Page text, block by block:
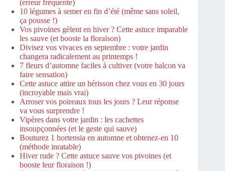
(erreur fréquente)
10 légumes à semer en fin d’été (même sans soleil,
ça pousse !)
Vos pivoines gèlent en hiver ? Cette astuce imparable
les sauve (et booste la floraison)
Divisez vos vivaces en septembre : votre jardin
changera radicalement au printemps !
7 fleurs d’automne faciles à cultiver (votre balcon va
faire sensation)
Cette astuce attire un hérisson chez vous en 30 jours
(incroyable mais vrai)
Arroser vos poireaux tous les jours ? Leur réponse
va vous surprendre !
Vipères dans votre jardin : les cachettes
insoupçonnées (et le geste qui sauve)
Bouturez 1 hortensia en automne et obtenez-en 10
(méthode inratable)
Hiver rude ? Cette astuce sauve vos pivoines (et
booste leur floraison !)